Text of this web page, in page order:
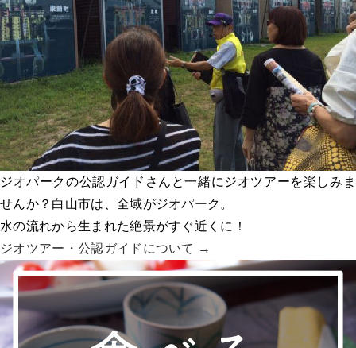
ジオパークの公認ガイドさんと一緒にジオツアーを楽しみま
せんか？白山市は、全域がジオパーク。
水の流れから生まれた絶景がすぐ近くに！
ジオツアー・ 公認ガイドについて →